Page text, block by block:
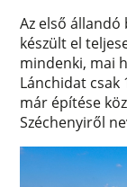
Az első
készült el
mindenki, mai
Lánchidat csak
már építése
Széchenyiről